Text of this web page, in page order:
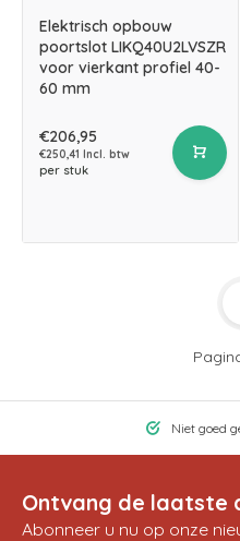
Elektrisch opbouw
poortslot LIKQ40U2LVSZR
voor vierkant profiel 40-
60 mm
€206,95
€250,41 Incl. btw
per stuk
Niet goed
Ontvang de laatste
Abonneer u nu op onze